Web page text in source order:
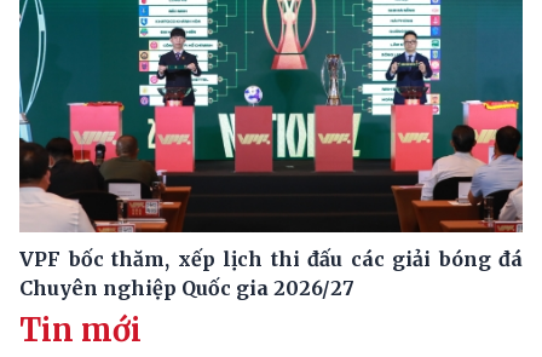
VPF bốc thăm, xếp lịch thi đấu các giải bóng đá
Chuyên nghiệp Quốc gia 2026/27
Tin mới